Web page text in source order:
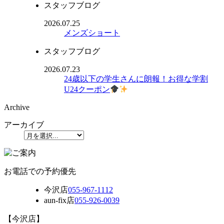
スタッフブログ
2026.07.25
メンズショート
スタッフブログ
2026.07.23
24歳以下の学生さんに朗報！お得な学割
U24クーポン
Archive
アーカイブ
お電話での予約優先
今沢店055-967-1112
aun-fix店055-926-0039
【今沢店】